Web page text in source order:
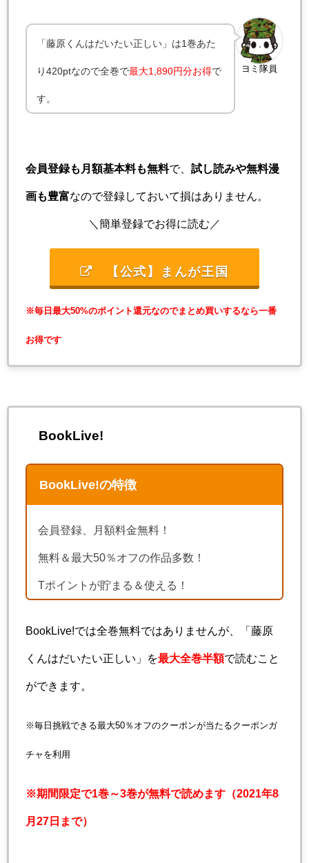
ヨミ隊員
「藤原くんはだいたい正しい」は1巻あた
り420ptなので全巻で最大1,890円分お得で
す。
会員登録も月額基本料も無料で、 試し読みや無料漫
画も豊富なので登録しておいて損はありません。
＼簡単登録でお得に読む／
【公式】まんが王国
※毎日最大50%のポイント還元なのでまとめ買いするなら一番
お得です
BookLive!
BookLive!の特徴
会員登録、月額料金無料！
無料＆最大50％オフの作品多数！
Tポイントが貯まる＆使える！
BookLive!では全巻無料ではありませんが、「藤原
くんはだいたい正しい」を最大全巻半額で読むこと
ができます。
※毎日挑戦できる最大50％オフのクーポンが当たるクーポンガ
チャを利用
※期間限定で1巻～3巻が無料で読めます（2021年8
月27日まで）